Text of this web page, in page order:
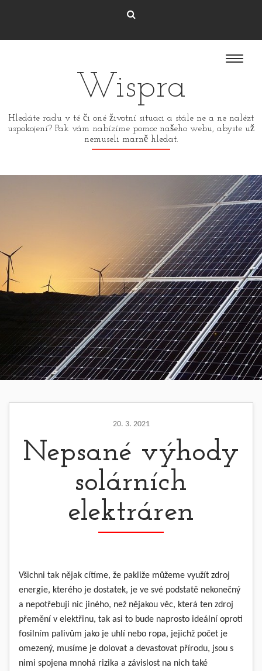
Wispra
Hledáte radu v té či oné životní situaci a stále ne a ne nalézt
uspokojení? Pak vám nabízíme pomoc našeho webu, abyste už
nemuseli marně hledat.
20. 3. 2021
Nepsané výhody
solárních
elektráren
Všichni tak nějak cítíme, že pakliže můžeme využít zdroj
energie, kterého je dostatek, je ve své podstatě nekonečný
a nepotřebuji nic jiného, než nějakou věc, která ten zdroj
přemění v elektřinu, tak asi to bude naprosto ideální oproti
fosilním palivům jako je uhlí nebo ropa, jejichž počet je
omezený, musíme je dolovat a devastovat přírodu, jsou s
nimi spojena mnohá rizika a závislost na nich také